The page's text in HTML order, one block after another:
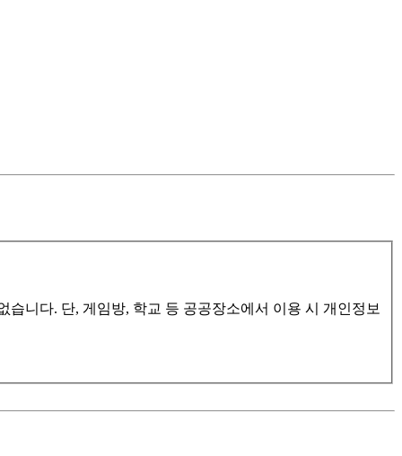
니다. 단, 게임방, 학교 등 공공장소에서 이용 시 개인정보